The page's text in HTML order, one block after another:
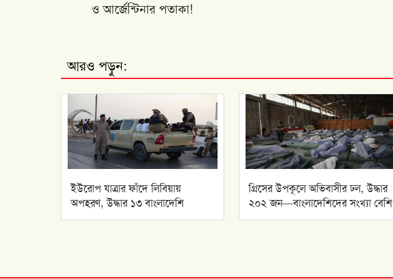
ও আর্জেন্টিনার পতাকা!
আরও পড়ুন:
ইউরোপ যাত্রার ফাঁদে লিবিয়ায়
অপহরণ, উদ্ধার ১৩ বাংলাদেশি
গ্রিসের উপকূলে অভিবাসীর ঢল, উদ্ধার
২০২ জন—বাংলাদেশিদের সংখ্যা বেশি